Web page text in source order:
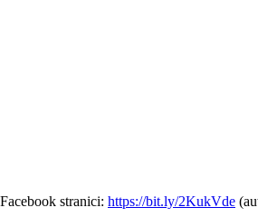
stranici: https://bit.ly/2KukVde